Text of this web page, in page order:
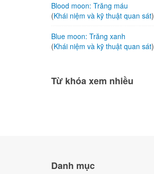
Blood moon: Trăng máu
(Khái niệm và kỹ thuật quan sát)
Blue moon: Trăng xanh
(Khái niệm và kỹ thuật quan sát)
Từ khóa xem nhiều
Danh mục